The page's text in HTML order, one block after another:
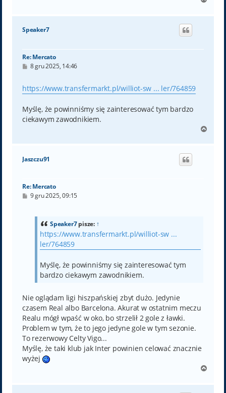
g
Speaker7
Re: Mercato
P
t
8 gru 2025, 14:46
https://www.transfermarkt.pl/williot-sw ... ler/764859
Myślę, że powinniśmy się zainteresować tym bardzo
ciekawym zawodnikiem.
g
Jaszczu91
Re: Mercato
P9 gru 2025, 09:15
Speaker7pisze: ↑
https://www.transfermarkt.pl/williot-sw ...
ler/764859
Myślę, że powinniśmy się zainteresować tym
bardzo ciekawym zawodnikiem.
Nie oglądam ligi hiszpańskiej zbyt dużo. Jedynie
czasem Real albo Barcelona. Akurat w ostatnim meczu
Realu mógł wpaść w oko, bo strzelił 2 gole z ławki.
Problem w tym, że to jego jedyne gole w tym sezonie.
To rezerwowy Celty Vigo...
Myślę, że taki klub jak Inter powinien celować znacznie
wyżej
g